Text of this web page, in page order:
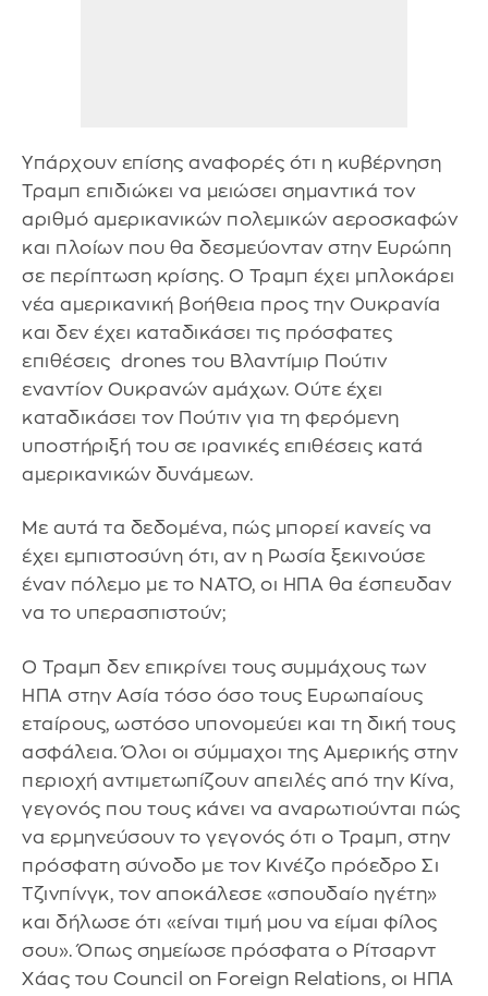
Υπάρχουν επίσης αναφορές ότι η κυβέρνηση
Τραμπ επιδιώκει να μειώσει σημαντικά τον
αριθμό αμερικανικών πολεμικών αεροσκαφών
και πλοίων που θα δεσμεύονταν στην Ευρώπη
σε περίπτωση κρίσης. Ο Τραμπ έχει μπλοκάρει
νέα αμερικανική βοήθεια προς την Ουκρανία
και δεν έχει καταδικάσει τις πρόσφατες
επιθέσεις drones του Βλαντίμιρ Πούτιν
εναντίον Ουκρανών αμάχων. Ούτε έχει
καταδικάσει τον Πούτιν για τη φερόμενη
υποστήριξή του σε ιρανικές επιθέσεις κατά
αμερικανικών δυνάμεων.
Με αυτά τα δεδομένα, πώς μπορεί κανείς να
έχει εμπιστοσύνη ότι, αν η Ρωσία ξεκινούσε
έναν πόλεμο με το ΝΑΤΟ, οι ΗΠΑ θα έσπευδαν
να το υπερασπιστούν;
Ο Τραμπ δεν επικρίνει τους συμμάχους των
ΗΠΑ στην Ασία τόσο όσο τους Ευρωπαίους
εταίρους, ωστόσο υπονομεύει και τη δική τους
ασφάλεια. Όλοι οι σύμμαχοι της Αμερικής στην
περιοχή αντιμετωπίζουν απειλές από την Κίνα,
γεγονός που τους κάνει να αναρωτιούνται πώς
να ερμηνεύσουν το γεγονός ότι ο Τραμπ, στην
πρόσφατη σύνοδο με τον Κινέζο πρόεδρο Σι
Τζινπίνγκ, τον αποκάλεσε «σπουδαίο ηγέτη»
και δήλωσε ότι «είναι τιμή μου να είμαι φίλος
σου». Όπως σημείωσε πρόσφατα ο Ρίτσαρντ
Χάας του Council on Foreign Relations, οι ΗΠΑ